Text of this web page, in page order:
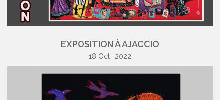
EXPOSITION À AJACCIO
18 Oct , 2022